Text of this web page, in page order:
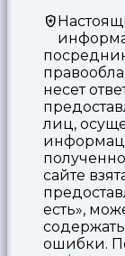
несет
лиц,
сайте
есть»,
ошибки.